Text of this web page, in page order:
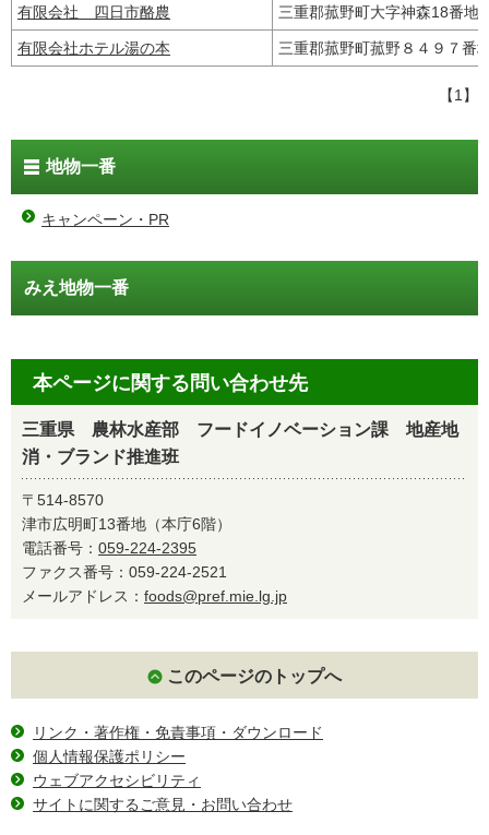
有限会社 四日市酪農 三重郡菰野町大字神森18番
有限会社ホテル湯の本 三重郡菰野町菰野８４９７
【1】
地物一番
キャンペーン・PR
みえ地物一番
本ページに関する問い合わせ先
三重県 農林水産部 フードイノベーション課 地産地
消・ブランド推進班
〒514-8570
津市広明町13番地（本庁6階）
電話番号： 059-224-2395
ファクス番号：059-224-2521
メールアドレス： foods@pref.mie.lg.jp
このページのトップへ
リンク・著作権・免責事項・ダウンロード
個人情報保護ポリシー
ウェブアクセシビリティ
サイトに関するご意見・お問い合わせ